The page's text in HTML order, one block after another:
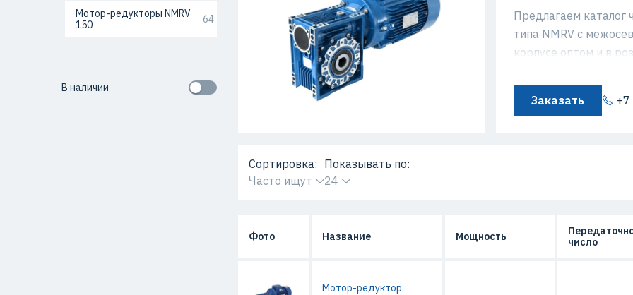
Мотор-редукторы NMRV
150
64
В наличии
Предлагаем каталог
типа NMRV c
корпусе оптом и в
входе/скорость
Монтажное
Заказать
Сортировка:
Часто ищут
Показывать по:
24
Фото Название Мощность
число
Мотор-редуктор